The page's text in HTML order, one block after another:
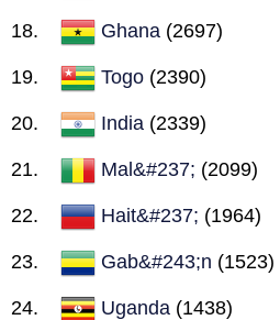
Ghana (2697)
Togo (2390)
India (2339)
Mal&#237; (2099)
Hait&#237; (1964)
Gab&#243;n (1523)
Uganda (1438)